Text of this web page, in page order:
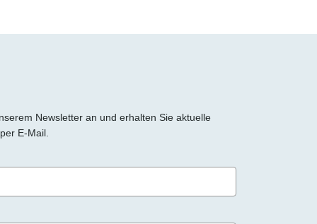
Newsletter an und erhalten Sie aktuelle
E-Mail.